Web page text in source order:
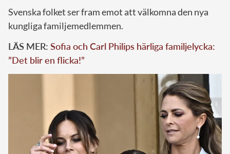
Svenska folket ser fram emot att välkomna den nya
kungliga familjemedlemmen.
LÄS MER: Sofia och Carl Philips härliga familjelycka:
”Det blir en flicka!”